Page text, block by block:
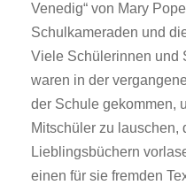
Venedig“ von Mary
Schulkameraden und
Viele Schülerinnen und
waren in der
der Schule gekommen,
Mitschüler zu lauschen,
Lieblingsbüchern
einen für sie fremden